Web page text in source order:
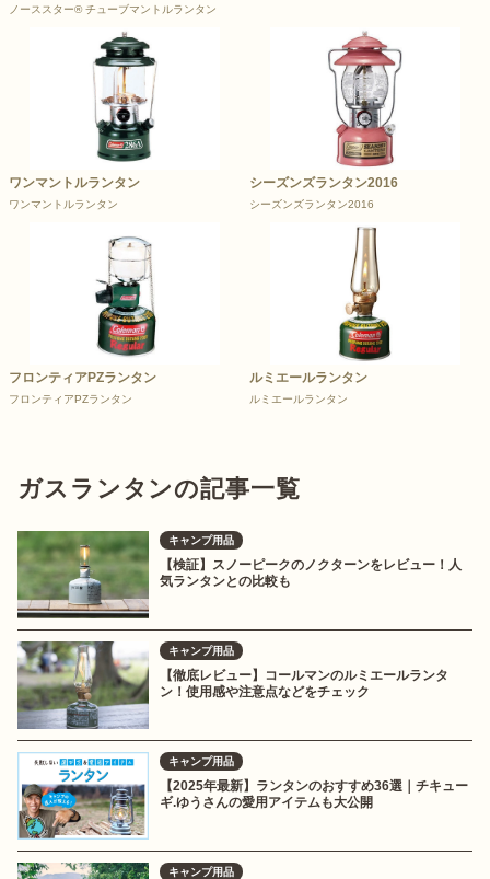
ノーススター® チューブマントルランタン
ワンマントルランタン
ワンマントルランタン
シーズンズランタン2016
シーズンズランタン2016
フロンティアPZランタン
フロンティアPZランタン
ルミエールランタン
ルミエールランタン
ガスランタンの記事一覧
キャンプ用品
【検証】スノーピークのノクターンをレビュー！人
気ランタンとの比較も
キャンプ用品
【徹底レビュー】コールマンのルミエールランタ
ン！使用感や注意点などをチェック
キャンプ用品
【2025年最新】ランタンのおすすめ36選｜チキュー
ギ.ゆうさんの愛用アイテムも大公開
キャンプ用品